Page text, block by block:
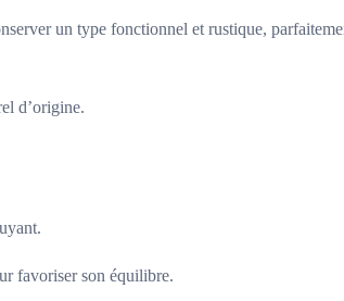
un type fonctionnel et rustique,
d’origine.
favoriser son équilibre.